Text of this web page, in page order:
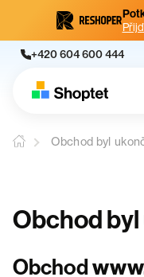
+420 604 600 444
Obchod byl
Obchod
Obchod